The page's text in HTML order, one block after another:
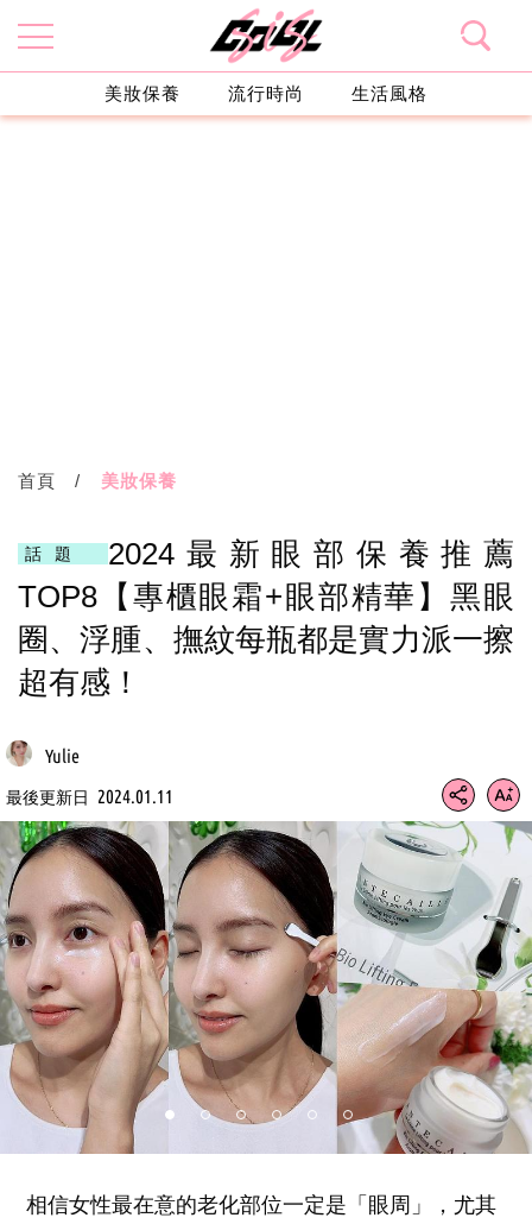
美妝保養 流行時尚 生活風格
首頁 美妝保養
話題
2024最新眼部保養推薦
TOP8【專櫃眼霜+眼部精華】黑眼
圈、浮腫、撫紋每瓶都是實力派一擦
超有感！
Yulie
最後更新日 2024.01.11
相信女性最在意的老化部位一定是「眼周」，尤其